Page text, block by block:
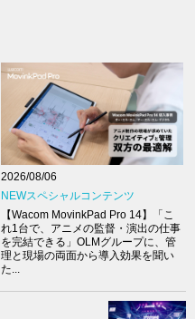
2026/08/06
NEWスペシャルコンテンツ
【Wacom MovinkPad Pro 14】「こ
れ1台で、アニメの監督・演出の仕事
を完結できる」OLMグループに、管
理と現場の両面から導入効果を聞い
た...